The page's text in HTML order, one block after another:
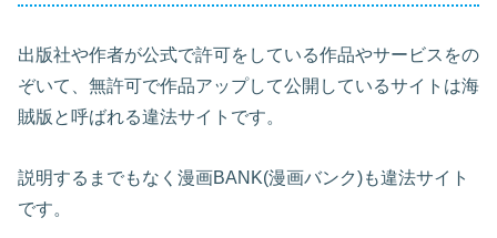
出版社や作者が公式で許可をしている作品やサービスをの
ぞいて、無許可で作品アップして公開しているサイトは海
賊版と呼ばれる違法サイトです。
説明するまでもなく漫画BANK(漫画バンク)も違法サイト
です。